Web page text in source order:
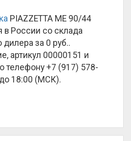
PIAZZETTA ME 90/44
в России со склада
дилера за 0 руб..
артикул 00000151 и
телефону +7 (917) 578-
18:00 (МСК).